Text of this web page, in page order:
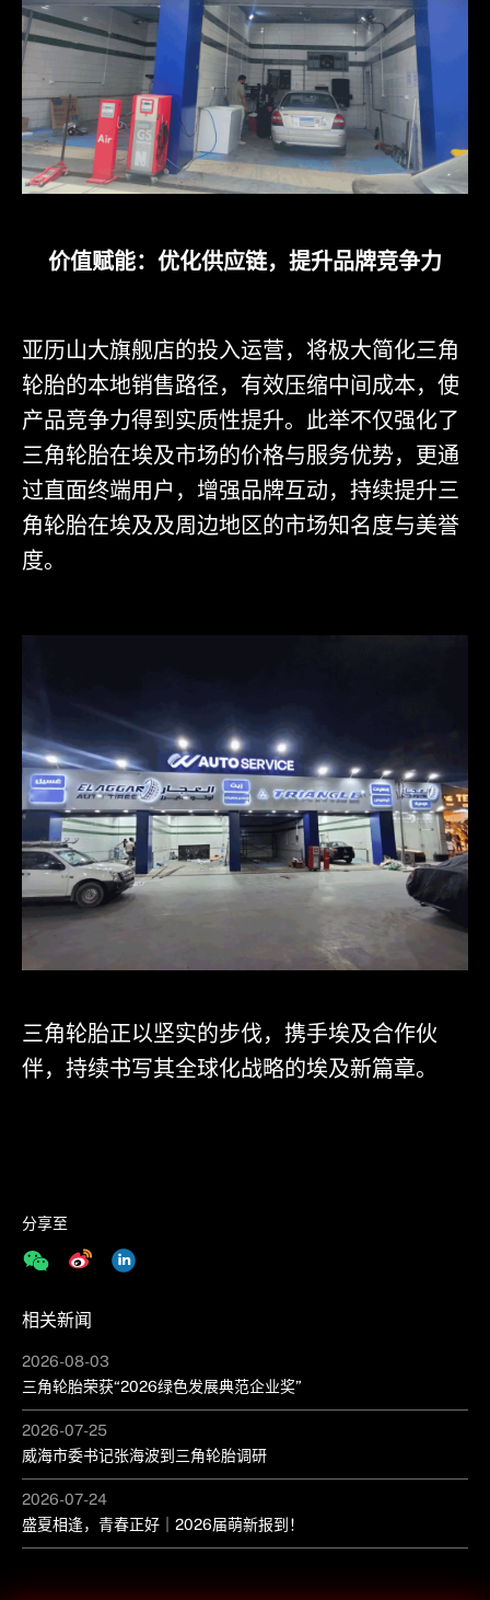
价值赋能：优化供应链，提升品牌竞争力
亚历山大旗舰店的投入运营，将极大简化三角
轮胎的本地销售路径，有效压缩中间成本，使
产品竞争力得到实质性提升。此举不仅强化了
三角轮胎在埃及市场的价格与服务优势，更通
过直面终端用户，增强品牌互动，持续提升三
角轮胎在埃及及周边地区的市场知名度与美誉
度。
三角轮胎正以坚实的步伐，携手埃及合作伙
伴，持续书写其全球化战略的埃及新篇章。
分享至
相关新闻
2026-08-03
三角轮胎荣获“2026绿色发展典范企业奖”
2026-07-25
威海市委书记张海波到三角轮胎调研
2026-07-24
盛夏相逢，青春正好｜2026届萌新报到！